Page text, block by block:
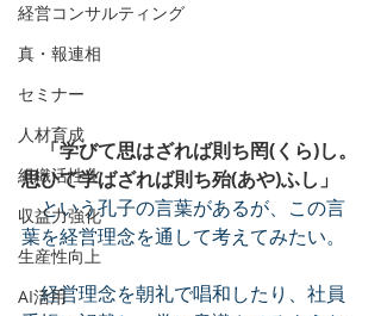
経営コンサルティング
真・報連相
セミナー
人材育成
組織活性化
収益力強化
生産性向上
AI活用
「学びて思はざれば則ち罔(くら)し。
思ひて学ばざれば則ち殆(あや)ふし」
という孔子の言葉があるが、この言
葉を経営理念を通して考えてみたい。
経営理念を朝礼で唱和したり、社員